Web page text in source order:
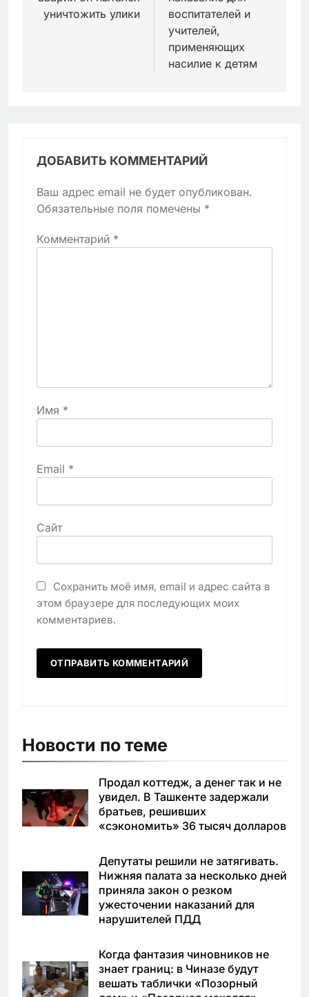
уничтожить улики
воспитателей и
учителей,
применяющих
насилие к детям
ДОБАВИТЬ КОММЕНТАРИЙ
Ваш адрес email не будет опубликован.
Обязательные поля помечены *
Комментарий *
Имя *
Email *
Сайт
Сохранить моё имя, email и адрес сайта в
этом браузере для последующих моих
комментариев.
Новости по теме
Продал коттедж, а денег так и не
увидел. В Ташкенте задержали
братьев, решивших
«сэкономить» 36 тысяч долларов
Депутаты решили не затягивать.
Нижняя палата за несколько дней
приняла закон о резком
ужесточении наказаний для
нарушителей ПДД
Когда фантазия чиновников не
знает границ: в Чиназе будут
вешать таблички «Позорный